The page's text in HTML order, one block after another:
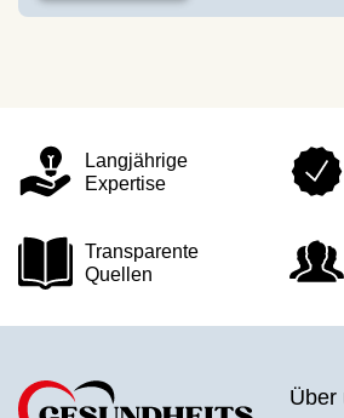
Langjährige
Expertise
Transparente
Quellen
Über